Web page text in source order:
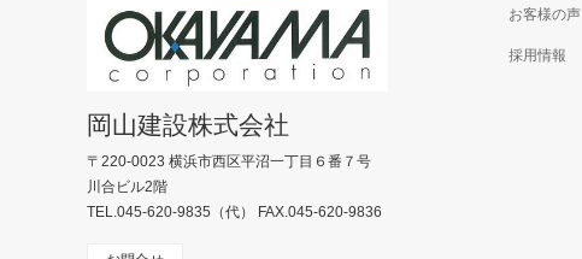
お客様の声
採用情報
岡山建設株式会社
〒220-0023 横浜市西区平沼一丁目６番７号
川合ビル2階
TEL.045-620-9835（代） FAX.045-620-9836